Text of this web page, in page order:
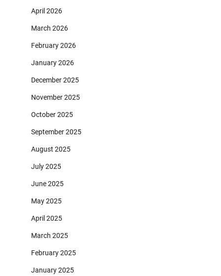
April 2026
March 2026
February 2026
January 2026
December 2025
November 2025
October 2025
September 2025
August 2025
July 2025
June 2025
May 2025
April 2025
March 2025
February 2025
January 2025